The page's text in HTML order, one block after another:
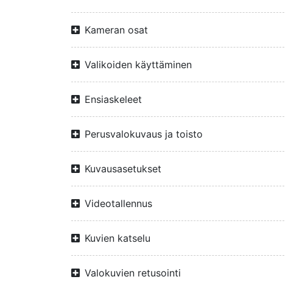
Kameran osat
Valikoiden käyttäminen
Ensiaskeleet
Perusvalokuvaus ja toisto
Kuvausasetukset
Videotallennus
Kuvien katselu
Valokuvien retusointi